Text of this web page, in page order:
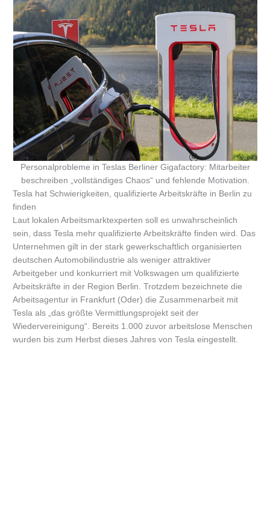
Personalprobleme in Teslas Berliner Gigafactory: Mitarbeiter
beschreiben „vollständiges Chaos“ und fehlende Motivation.
Tesla hat Schwierigkeiten, qualifizierte Arbeitskräfte in Berlin zu
finden
Laut lokalen Arbeitsmarktexperten soll es unwahrscheinlich
sein, dass Tesla mehr qualifizierte Arbeitskräfte finden wird. Das
Unternehmen gilt in der stark gewerkschaftlich organisierten
deutschen Automobilindustrie als weniger attraktiver
Arbeitgeber und konkurriert mit Volkswagen um qualifizierte
Arbeitskräfte in der Region Berlin. Trotzdem bezeichnete die
Arbeitsagentur in Frankfurt (Oder) die Zusammenarbeit mit
Tesla als „das größte Vermittlungsprojekt seit der
Wiedervereinigung“. Bereits 1.000 zuvor arbeitslose Menschen
wurden bis zum Herbst dieses Jahres von Tesla eingestellt.